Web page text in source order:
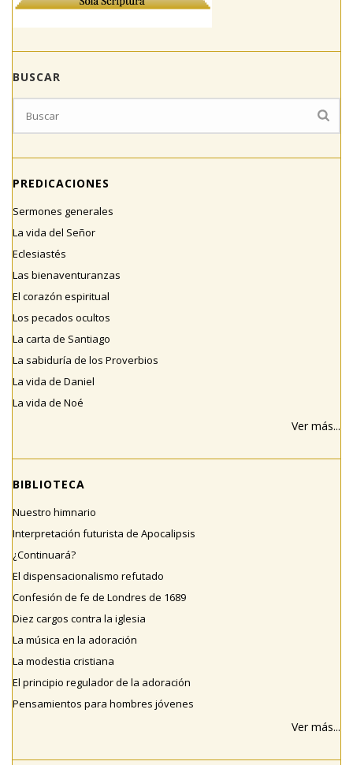
BUSCAR
PREDICACIONES
Sermones generales
La vida del Señor
Eclesiastés
Las bienaventuranzas
El corazón espiritual
Los pecados ocultos
La carta de Santiago
La sabiduría de los Proverbios
La vida de Daniel
La vida de Noé
Ver más...
BIBLIOTECA
Nuestro himnario
Interpretación futurista de Apocalipsis
¿Continuará?
El dispensacionalismo refutado
Confesión de fe de Londres de 1689
Diez cargos contra la iglesia
La música en la adoración
La modestia cristiana
El principio regulador de la adoración
Pensamientos para hombres jóvenes
Ver más...